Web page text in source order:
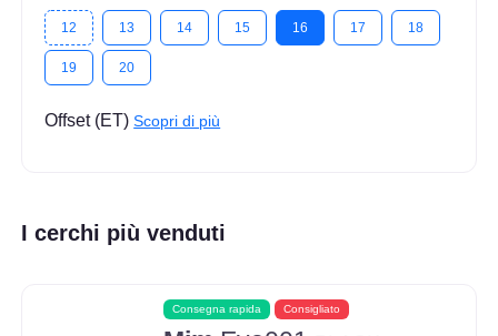
12 13 14 15 16 17 18
19 20
Offset (ET)Scopri di più
I cerchi più venduti
Consegna rapida Consigliato